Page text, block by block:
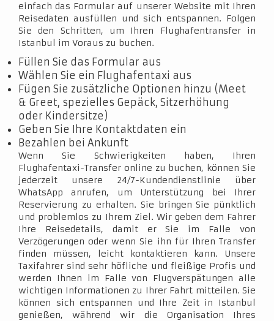
einfach das Formular auf unserer Website mit Ihren
Reisedaten ausfüllen und sich entspannen. Folgen
Sie den Schritten, um Ihren Flughafentransfer in
Istanbul im Voraus zu buchen.
Füllen Sie das Formular aus
Wählen Sie ein Flughafentaxi aus
Fügen Sie zusätzliche Optionen hinzu (Meet
& Greet, spezielles Gepäck, Sitzerhöhung
oder Kindersitze)
Geben Sie Ihre Kontaktdaten ein
Bezahlen bei Ankunft
Wenn Sie Schwierigkeiten haben, Ihren
Flughafentaxi-Transfer online zu buchen, können Sie
jederzeit unsere 24/7-Kundendienstlinie über
WhatsApp anrufen, um Unterstützung bei Ihrer
Reservierung zu erhalten. Sie bringen Sie pünktlich
und problemlos zu Ihrem Ziel. Wir geben dem Fahrer
Ihre Reisedetails, damit er Sie im Falle von
Verzögerungen oder wenn Sie ihn für Ihren Transfer
finden müssen, leicht kontaktieren kann. Unsere
Taxifahrer sind sehr höfliche und fleißige Profis und
werden Ihnen im Falle von Flugverspätungen alle
wichtigen Informationen zu Ihrer Fahrt mitteilen. Sie
können sich entspannen und Ihre Zeit in Istanbul
genießen, während wir die Organisation Ihres